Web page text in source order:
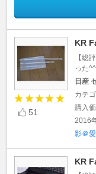
51
KR
【総
った
日産
カテ
購入
2016
影＠
KR